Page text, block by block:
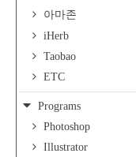
아마존
iHerb
Taobao
ETC
Programs
Photoshop
Illustrator